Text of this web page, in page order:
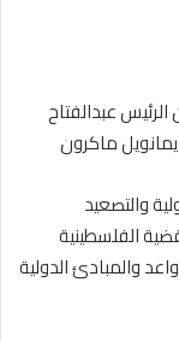
عبدالفتاح
ماكرون
والتصعيد
الفلسطينية
والمبادئ الدولية